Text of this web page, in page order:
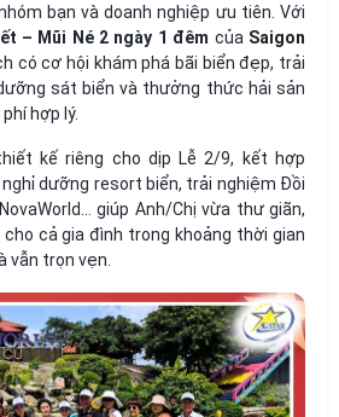
bạn và doanh nghiệp ưu tiên. Với
– Mũi Né 2 ngày 1 đêm của Saigon
có cơ hội khám phá bãi biển đẹp, trải
sát biển và thưởng thức hải sản
hợp lý.
kế riêng cho dịp Lễ 2/9, kết hợp
nghỉ dưỡng resort biển, trải nghiệm Đồi
giúp Anh/Chị vừa thư giãn,
cho cả gia đình trong khoảng thời gian
vẫn trọn vẹn.